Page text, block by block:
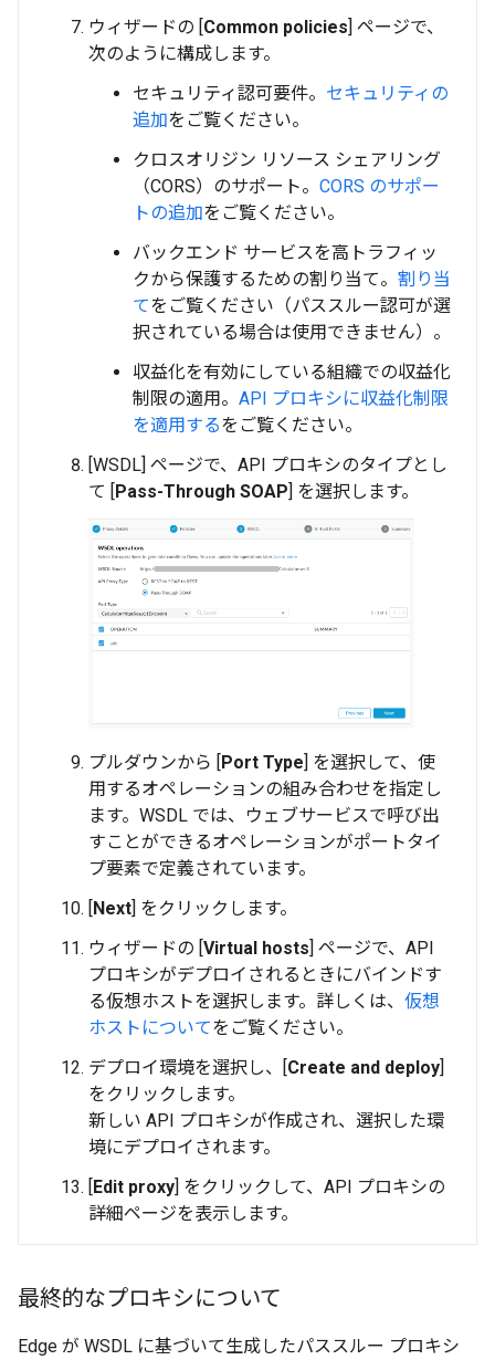
ウィザードの [ Common policies ] ページで、
次のように構成します。
セキュリティ認可要件。 セキュリティの
追加をご覧ください。
クロスオリジン リソース シェアリング
（CORS）のサポート。 CORS のサポー
トの追加をご覧ください。
バックエンド サービスを高トラフィッ
クから保護するための割り当て。 割り当
てをご覧ください（パススルー認可が選
択されている場合は使用できません）。
収益化を有効にしている組織での収益化
制限の適用。 API プロキシに収益化制限
を適用するをご覧ください。
[WSDL] ページで、API プロキシのタイプとし
て [
Pass-Through SOAP ] を選択します。
プルダウンから [Port Type] を選択して、使
用するオペレーションの組み合わせを指定し
ます。WSDL では、ウェブサービスで呼び出
すことができるオペレーションがポートタイ
プ要素で定義されています。
[Next] をクリックします。
ウィザードの [Virtual hosts] ページで、API
プロキシがデプロイされるときにバインドす
る仮想ホストを選択します。詳しくは、 仮想
ホストについてをご覧ください。
デプロイ環境を選択し、[Create and deploy]
をクリックします。
新しい API プロキシが作成され、選択した環
境にデプロイされます。
[Edit proxy] をクリックして、API プロキシの
詳細ページを表示します。
最終的なプロキシについて
Edge が WSDL に基づいて生成したパススルー プロキシ